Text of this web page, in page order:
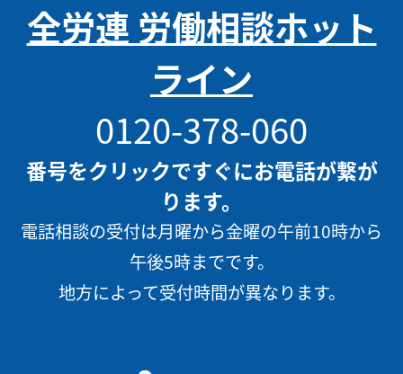
全労連 労働相談ホット
ライン
0120-378-060
番号をクリックですぐにお電話が繋が
ります。
電話相談の受付は月曜から金曜の午前10時から
午後5時までです。
地方によって受付時間が異なります。